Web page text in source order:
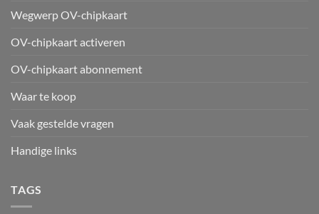
Wegwerp OV-chipkaart
OV-chipkaart activeren
OV-chipkaart abonnement
Waar te koop
Vaak gestelde vragen
Handige links
TAGS